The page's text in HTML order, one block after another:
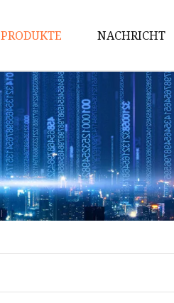
PRODUKTE
Hebebühne
Fahrzeuglift
Lufthydraulische Wagenheber
Abgasabsaugung
Bremsscheibendrehmaschine
Zwei-Säulen-Hebebühne
NACHRICHT